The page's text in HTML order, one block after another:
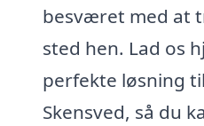
besværet med at
sted hen. Lad os
perfekte løsning
Skensved, så du